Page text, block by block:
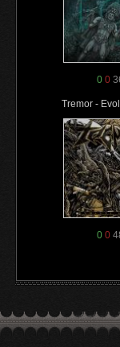
0 0
Tremor -
0 0